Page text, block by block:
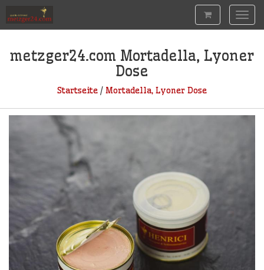
metzger24.com Mortadella, Lyoner
Dose
Startseite / Mortadella, Lyoner Dose